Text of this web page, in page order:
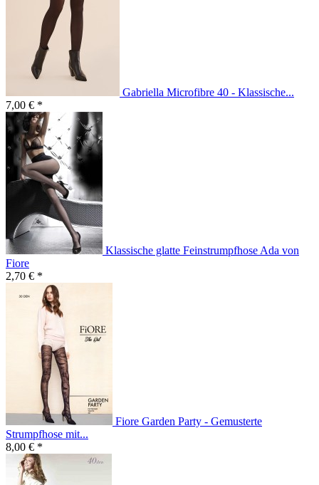
Gabriella Microfibre 40 - Klassische...
7,00 € *
Klassische glatte Feinstrumpfhose Ada von
Fiore
2,70 € *
Fiore Garden Party - Gemusterte
Strumpfhose mit...
8,00 € *